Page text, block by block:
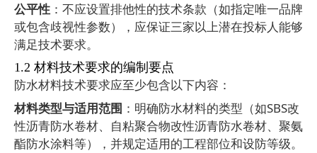
公平性 ：不应设置排他性的技术条款（如指定唯一品牌
或包含歧视性参数），应保证三家以上潜在投标人能够
满足技术要求。
1.2 材料技术要求的编制要点
防水材料技术要求应至少包含以下内容：
材料类型与适用范围 ：明确防水材料的类型（如SBS改
性沥青防水卷材、自粘聚合物改性沥青防水卷材、聚氨
酯防水涂料等），并规定适用的工程部位和设防等级。